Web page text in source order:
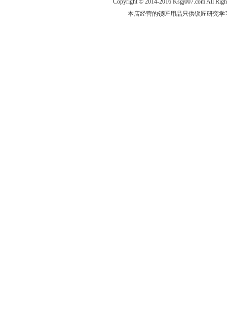
Copyright © 2014-2016 Ksgj007.com All
本店经营的锁匠用品只供锁匠研究